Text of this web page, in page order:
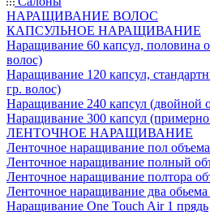
НАРАЩИВАНИЕ ВОЛОС
КАПСУЛЬНОЕ НАРАЩИВАНИЕ
Наращивание 60 капсул, половина
волос)
Наращивание 120 капсул,
гр. волос)
Наращивание 240 капсул (двойной
Наращивание 300 капсул (примерно
ЛЕНТОЧНОЕ НАРАЩИВАНИЕ
Ленточное наращивание пол
Ленточное наращивание полный
Ленточное наращивание полтора
Ленточное наращивание два обьема
Наращивание One Touch Air 1 прядь